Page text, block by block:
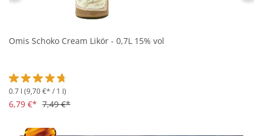
Omis Schoko Cream Likör - 0,7L 15% vol
Durchschnittliche Bewertung von 4.7 von 5 Sternen
0.7 l (9,70 €* / 1 l)
6,79 €* 7,49 €*